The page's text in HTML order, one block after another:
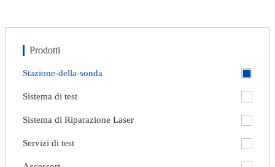
Prodotti
Stazione-della-sonda
Sistema di test
Sistema di Riparazione Laser
Servizi di test